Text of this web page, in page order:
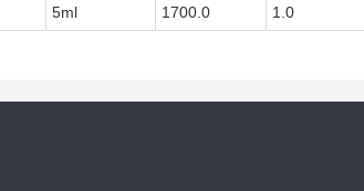
5ml 1700.0 1.0